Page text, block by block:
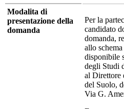
Modalita di
presentazione della
domanda
Per la
candidato
domanda,
allo
disponibile
degli Studi
al Direttore
del Suolo,
Via G.